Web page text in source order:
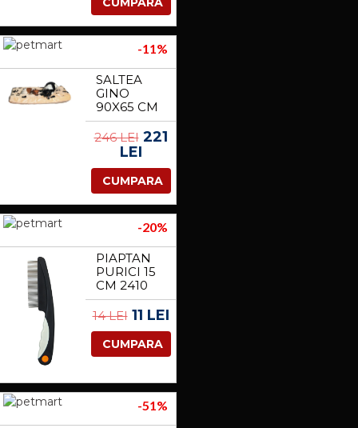
-11%
SALTEA
GINO
90X65 CM
BEJ 37594
246 LEI221
LEI
CUMPARA
-20%
PIAPTAN
PURICI 15
CM 2410
14 LEI11 LEI
CUMPARA
-51%